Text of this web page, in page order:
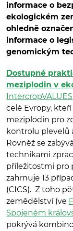
informace o
ekologickém
ohledně
informace o
genomickým
Dostupné
meziplodin v
IntercropVALUES
celé Evropy,
meziplodin pro
kontrolu plevelů
Rovněž se
technikami
příležitostmi pro
zahrnuje 13
(CICS). Z toho
zemědělství (ve
Spojeném
pokrývá